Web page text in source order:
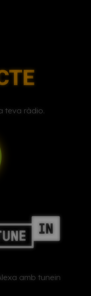
teva ràdio.
amb tunein